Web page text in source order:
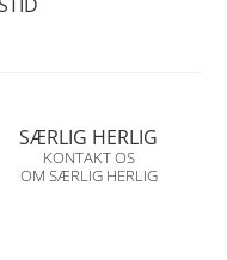
SÆRLIG HERLIG
KONTAKT OS
OM SÆRLIG HERLIG